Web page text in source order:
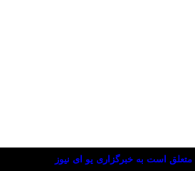
است به خبرگزاری یو ای نیوز